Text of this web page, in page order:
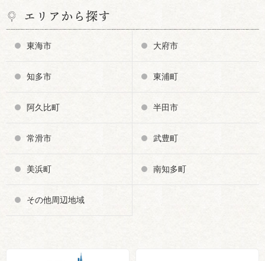
エリアから探す
東海市 大府市
知多市 東浦町
阿久比町 半田市
常滑市 武豊町
美浜町 南知多町
その他周辺地域